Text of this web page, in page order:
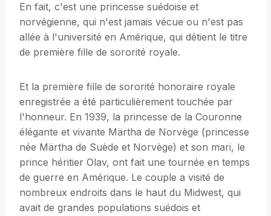
En fait, c'est une princesse suédoise et
norvégienne, qui n'est jamais vécue ou n'est pas
allée à l'université en Amérique, qui détient le titre
de première fille de sororité royale.
Et la première fille de sororité honoraire royale
enregistrée a été particulièrement touchée par
l'honneur. En 1939, la princesse de la Couronne
élégante et vivante Märtha de Norvège (princesse
née Märtha de Suède et Norvège) et son mari, le
prince héritier Olav, ont fait une tournée en temps
de guerre en Amérique. Le couple a visité de
nombreux endroits dans le haut du Midwest, qui
avait de grandes populations suédois et